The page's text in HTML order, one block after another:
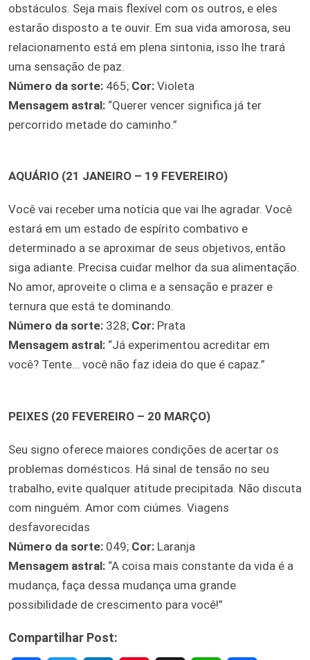
obstáculos. Seja mais flexível com os outros, e eles
estarão disposto a te ouvir. Em sua vida amorosa, seu
relacionamento está em plena sintonia, isso lhe trará
uma sensação de paz.
Número da sorte: 465; Cor: Violeta
Mensagem astral: “Querer vencer significa já ter
percorrido metade do caminho.”
AQUÁRIO (21 JANEIRO – 19 FEVEREIRO)
Você vai receber uma notícia que vai lhe agradar. Você
estará em um estado de espírito combativo e
determinado a se aproximar de seus objetivos, então
siga adiante. Precisa cuidar melhor da sua alimentação.
No amor, aproveite o clima e a sensação e prazer e
ternura que está te dominando.
Número da sorte: 328; Cor: Prata
Mensagem astral: “Já experimentou acreditar em
você? Tente… você não faz ideia do que é capaz.”
PEIXES (20 FEVEREIRO – 20 MARÇO)
Seu signo oferece maiores condições de acertar os
problemas domésticos. Há sinal de tensão no seu
trabalho, evite qualquer atitude precipitada. Não discuta
com ninguém. Amor com ciúmes. Viagens
desfavorecidas
Número da sorte: 049; Cor: Laranja
Mensagem astral: “A coisa mais constante da vida é a
mudança, faça dessa mudança uma grande
possibilidade de crescimento para você!”
Compartilhar Post: